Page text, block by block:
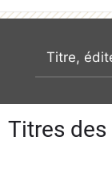
recherche
Titres